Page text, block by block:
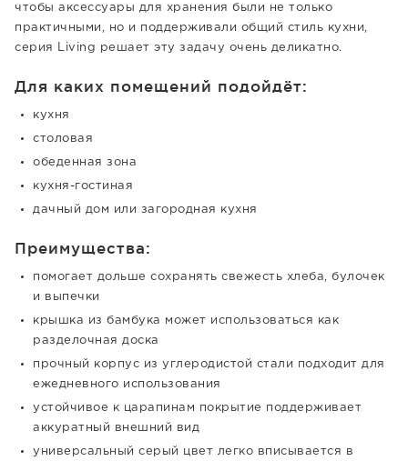
чтобы аксессуары для хранения были не только
практичными, но и поддерживали общий стиль кухни,
серия Living решает эту задачу очень деликатно.
Для каких помещений подойдёт:
кухня
столовая
обеденная зона
кухня-гостиная
дачный дом или загородная кухня
Преимущества:
помогает дольше сохранять свежесть хлеба, булочек
и выпечки
крышка из бамбука может использоваться как
разделочная доска
прочный корпус из углеродистой стали подходит для
ежедневного использования
устойчивое к царапинам покрытие поддерживает
аккуратный внешний вид
универсальный серый цвет легко вписывается в